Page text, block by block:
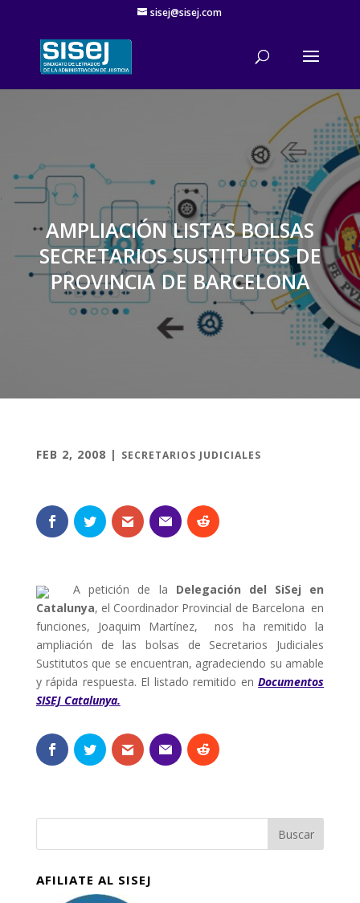
sisej@sisej.com
'
AMPLIACIÓN LISTAS BOLSAS
SECRETARIOS SUSTITUTOS DE
PROVINCIA DE BARCELONA
FEB 2, 2008 | SECRETARIOS JUDICIALES
A petición de la Delegación del SiSej en
Catalunya, el Coordinador Provincial de Barcelona en
funciones, Joaquim Martínez, nos ha remitido la
ampliación de las bolsas de Secretarios Judiciales
Sustitutos que se encuentran, agradeciendo su amable
y rápida respuesta. El listado remitido enDocumentos
SISEJ Catalunya.
AFILIATE AL SISEJ